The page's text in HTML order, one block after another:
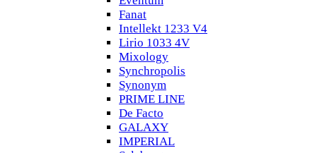
Fanat
Intellekt 1233 V4
Lirio 1033 4V
Mixology
Synchropolis
Synonym
PRIME LINE
De Facto
GALAXY
IMPERIAL